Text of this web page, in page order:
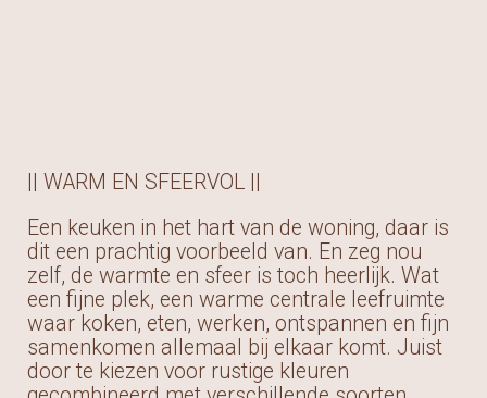
|| WARM EN SFEERVOL ||
Een keuken in het hart van de woning, daar is
dit een prachtig voorbeeld van. En zeg nou
zelf, de warmte en sfeer is toch heerlijk. Wat
een fijne plek, een warme centrale leefruimte
waar koken, eten, werken, ontspannen en fijn
samenkomen allemaal bij elkaar komt. Juist
door te kiezen voor rustige kleuren